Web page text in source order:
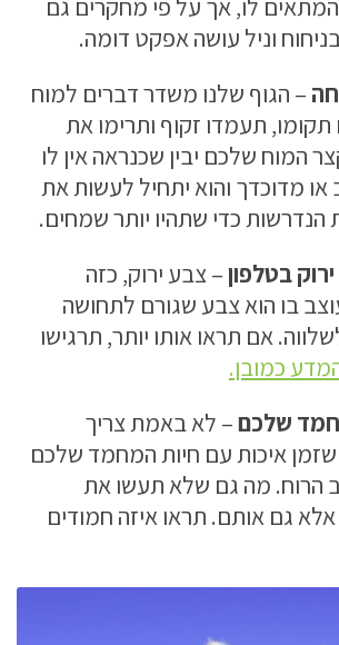
לו, אך על פי מחקרים גם
וניל עושה אפקט דומה.
– הגוף שלנו משדר דברים למוח
תעמדו זקוף ותרימו את
המוח שלכם יבין שכנראה אין לו
או מדוכדך והוא יתחיל לעשות את
הנדרשות כדי שתהיו יותר שמחים.
בטלפון– צבע ירוק, כזה
בו הוא צבע שגורם לתחושה
אם תראו אותו יותר, תרגישו
כמובן.
שלכם– לא באמת צריך
שזמן איכות עם חיות המחמד שלכם
הרוח. מה גם שלא תעשו את
גם אותם. תראו איזה חמודים